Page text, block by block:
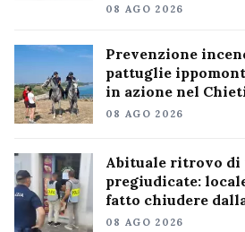
08 AGO 2026
Prevenzione
pattuglie
in azione nel
08 AGO 2026
Abituale ritrovo di
pregiudicate:
fatto chiudere
08 AGO 2026